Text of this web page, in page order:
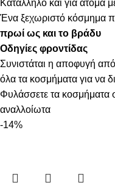
Κατάλληλο και για άτομα
Ένα ξεχωριστό κόσμημα
πρωί ως και το βράδυ
Οδηγίες φροντίδας
Συνιστάται η αποφυγή
όλα τα κοσμήματα για να
Φυλάσσετε τα κοσμήματα
αναλλοίωτα
-14%